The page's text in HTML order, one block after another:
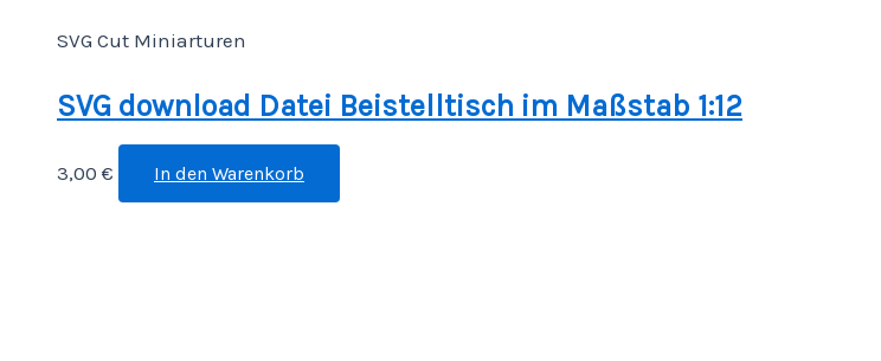
SVG Cut Miniarturen
SVG download Datei Beistelltisch im Maßstab 1:12
3,00 € In den Warenkorb